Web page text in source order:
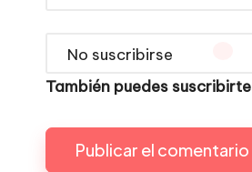
También puedes suscribirte